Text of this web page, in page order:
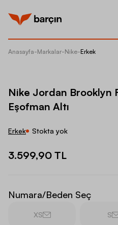
Anasayfa-Markalar-Nike-Erkek
Nike Jordan Brooklyn
Eşofman Altı
Erkek Stokta yok
3.599,90 TL
Numara/Beden Seç
XS S